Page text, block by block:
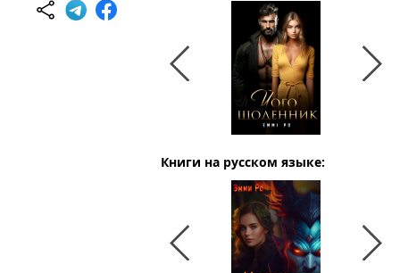
Книги на русском языке: